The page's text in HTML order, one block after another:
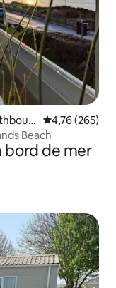
Évaluation
4,76 (265)
Beach
bord de mer